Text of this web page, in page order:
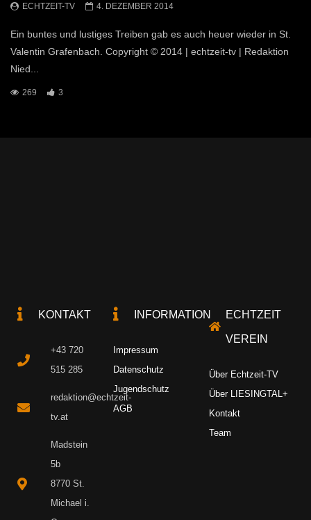
ECHTZEIT-TV 4. DEZEMBER 2014
Ein buntes und lustiges Treiben gab es auch heuer wieder in St.
Valentin Grafenbach. Copyright © 2014 | echtzeit-tv | Redaktion
Nied...
269 3
KONTAKT
+43 720
515 285
redaktion@echtzeit-
tv.at
Madstein
5b
8770 St.
Michael i.
INFORMATION
Impressum
Datenschutz
Jugendschutz
AGB
ECHTZEIT
VEREIN
Über Echtzeit-TV
Über LIESINGTAL+
Kontakt
Team